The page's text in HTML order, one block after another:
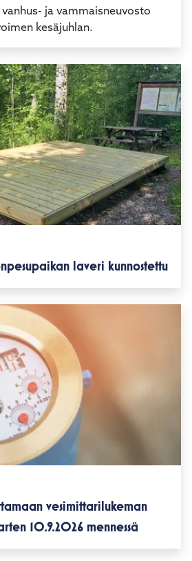
12.8.2026
vesimittarilukeman